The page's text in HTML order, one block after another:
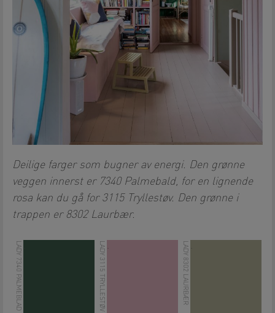
Deilige farger som bugner av energi. Den grønne
veggen innerst er 7340 Palmebald, for en lignende
rosa kan du gå for 3115 Tryllestøv. Den grønne i
trappen er 8302 Laurbær.
LADY 7340 PALMEBLAD LADY 3115 TRYLLESTØV . LADY 8302 LAURBÆR